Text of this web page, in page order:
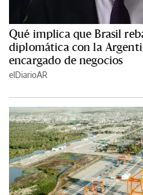
Qué implica que Brasil
diplomática con la
encargado de negocios
elDiarioAR